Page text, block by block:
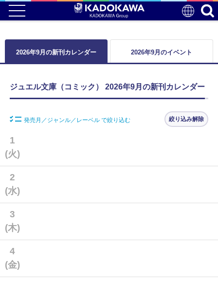
2026年9月の新刊カレンダー 2026年9月のイベント
ジュエル文庫（コミック） 2026年9月の新刊カレンダー
発売月／ジャンル／レーベル で絞り込む 絞り込み解除
1
(火)
2
(水)
3
(木)
4
(金)